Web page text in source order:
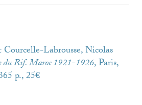
Labrousse, Nicolas
du Rif. Maroc 1921-1926, Paris,
p., 25€